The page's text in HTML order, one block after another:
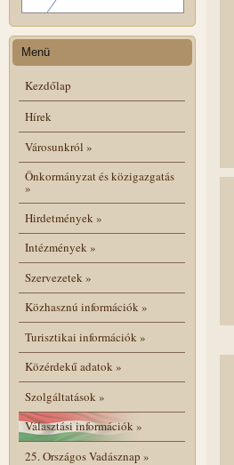
Menü
Kezdőlap
Hírek
Városunkról »
Önkormányzat és közigazgatás
»
Hirdetmények»
Intézmények»
Szervezetek»
Közhasznú információk»
Turisztikai információk»
Közérdekű adatok»
Szolgáltatások»
Választási információk»
25. Országos Vadásznap »